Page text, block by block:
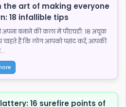
the art of making everyone
18 infallible tips
अपना बनाने की कला में पीएचडी: 18 अचूक
चाहते हैं कि लोग आपको पसंद करें, आपकी
16 surefire points of